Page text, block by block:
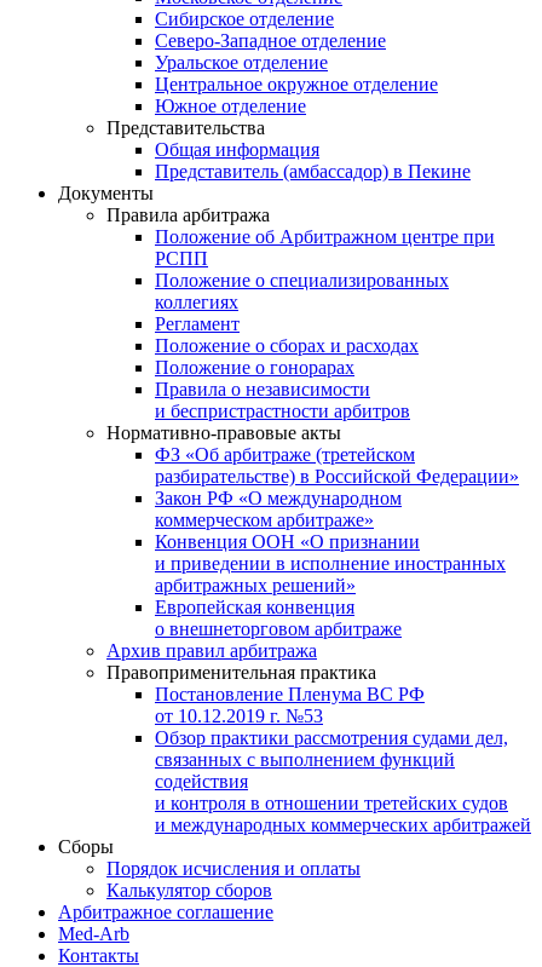
Сибирское отделение
Северо-Западное отделение
Уральское отделение
Центральное окружное отделение
Южное отделение
Представительства
Общая информация
Представитель (амбассадор) в Пекине
Документы
Правила арбитража
Положение об Арбитражном центре при
РСПП
Положение о специализированных
коллегиях
Регламент
Положение о сборах и расходах
Положение о гонорарах
Правила о независимости
и беспристрастности арбитров
Нормативно-правовые акты
ФЗ «Об арбитраже (третейском
разбирательстве) в Российской Федерации»
Закон РФ «О международном
коммерческом арбитраже»
Конвенция ООН «О признании
и приведении в исполнение иностранных
арбитражных решений»
Европейская конвенция
о внешнеторговом арбитраже
Архив правил арбитража
Правоприменительная практика
Постановление Пленума ВС РФ
от 10.12.2019 г. №53
Обзор практики рассмотрения судами дел,
связанных с выполнением функций
содействия
и контроля в отношении третейских судов
и международных коммерческих арбитражей
Сборы
Порядок исчисления и оплаты
Калькулятор сборов
Арбитражное соглашение
Med-Arb
Контакты